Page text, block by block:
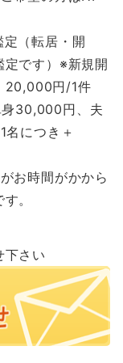
（転居・開
定です）※新規開
20,000円/1件
30,000円、夫
につき＋
お時間がかから
。
下さい